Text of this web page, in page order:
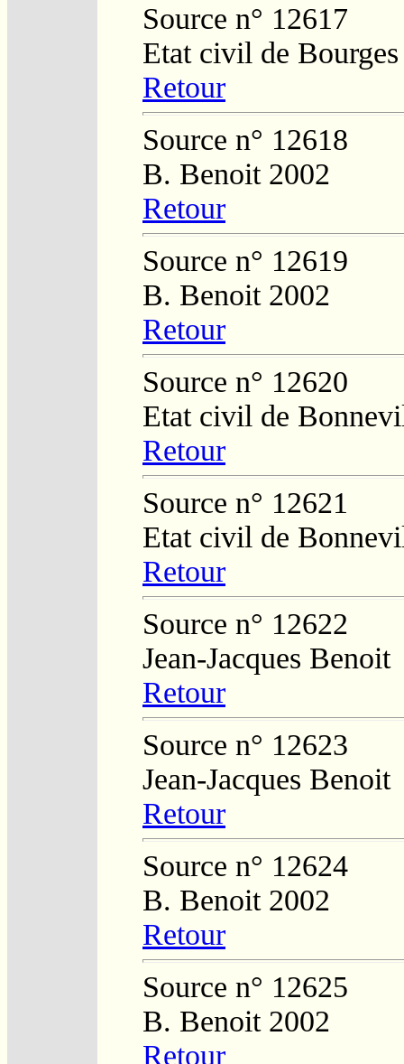
Source n° 12617
Etat civil de Bourges
Retour
Source n° 12618
B. Benoit 2002
Retour
Source n° 12619
B. Benoit 2002
Retour
Source n° 12620
Etat civil de
Retour
Source n° 12621
Etat civil de
Retour
Source n° 12622
Jean-Jacques Benoit
Retour
Source n° 12623
Jean-Jacques Benoit
Retour
Source n° 12624
B. Benoit 2002
Retour
Source n° 12625
B. Benoit 2002
Retour